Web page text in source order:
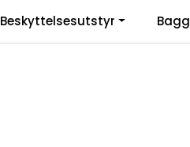
Beskyttelsesutstyr